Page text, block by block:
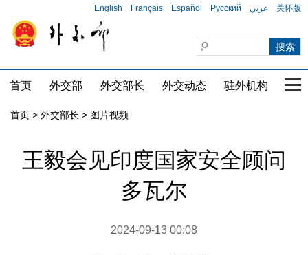
English Français Español Русский عربي 关怀版
首页 外交部 外交部长 外交动态 驻外机构 国
首页 > 外交部长 > 图片视频
王毅会见印度国家安全顾问
多瓦尔
2024-09-13 00:08